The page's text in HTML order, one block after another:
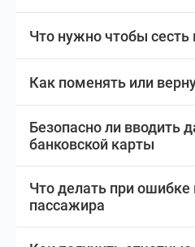
Что нужно чтобы сесть
Как поменять или
Безопасно ли вводить
банковской карты
Что делать при
пассажира